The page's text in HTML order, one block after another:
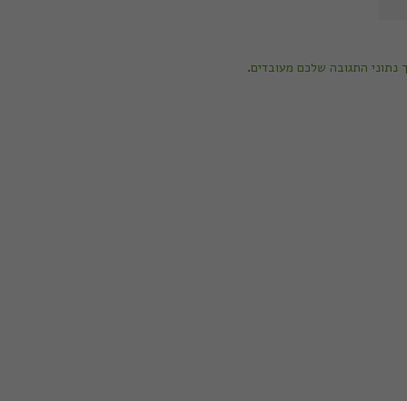
נתוני התגובה שלכם מעובדים.